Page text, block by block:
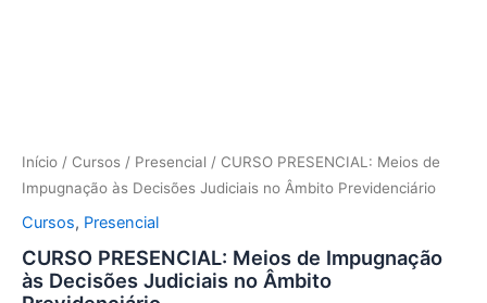
Início / Cursos / Presencial / CURSO PRESENCIAL: Meios de
Impugnação às Decisões Judiciais no Âmbito Previdenciário
Cursos, Presencial
CURSO PRESENCIAL: Meios de Impugnação
às Decisões Judiciais no Âmbito